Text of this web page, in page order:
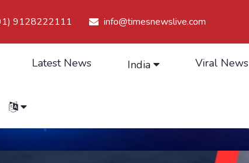
9128222111 info@timesnewslive.com
Latest News India Viral News